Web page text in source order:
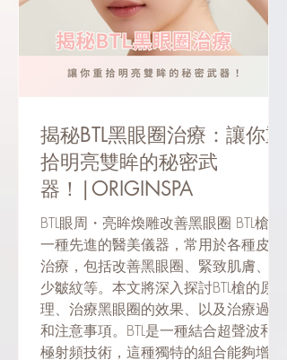
揭秘BTL黑眼圈治療：讓你重
拾明亮雙眸的秘密武
器！|ORIGINSPA
BTL眼周・亮眸煥雕改善黑眼圈 BTL槍是
一種先進的醫美儀器，常用於各種皮膚
治療，包括改善黑眼圈、緊致肌膚、減
少皺紋等。本文將深入探討BTL槍的原
理、治療黑眼圈的效果、以及治療過程
和注意事項。BTL是一種結合超聲波和單
極射頻技術，這種獨特的組合能夠增加